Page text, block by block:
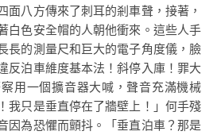
面八方傳來了刺耳的剎車聲，接著，
白色安全帽的人朝他衝來。這些人手
長的測量尺和巨大的電子角度儀，臉
反泊車維度基本法！斜停入庫！罪大
用一個擴音器大喊，聲音充滿機械
我只是垂直停在了牆壁上！」何手殘
因為恐懼而顫抖。「垂直泊車？那是